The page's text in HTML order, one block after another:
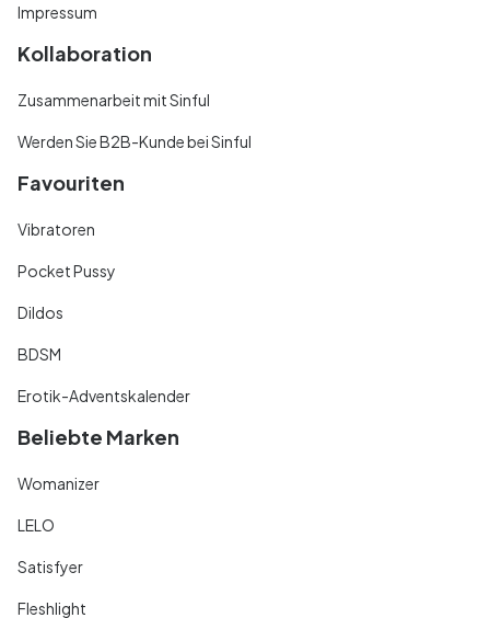
Impressum
Kollaboration
Zusammenarbeit mit Sinful
Werden Sie B2B-Kunde bei Sinful
Favouriten
Vibratoren
Pocket Pussy
Dildos
BDSM
Erotik-Adventskalender
Beliebte Marken
Womanizer
LELO
Satisfyer
Fleshlight